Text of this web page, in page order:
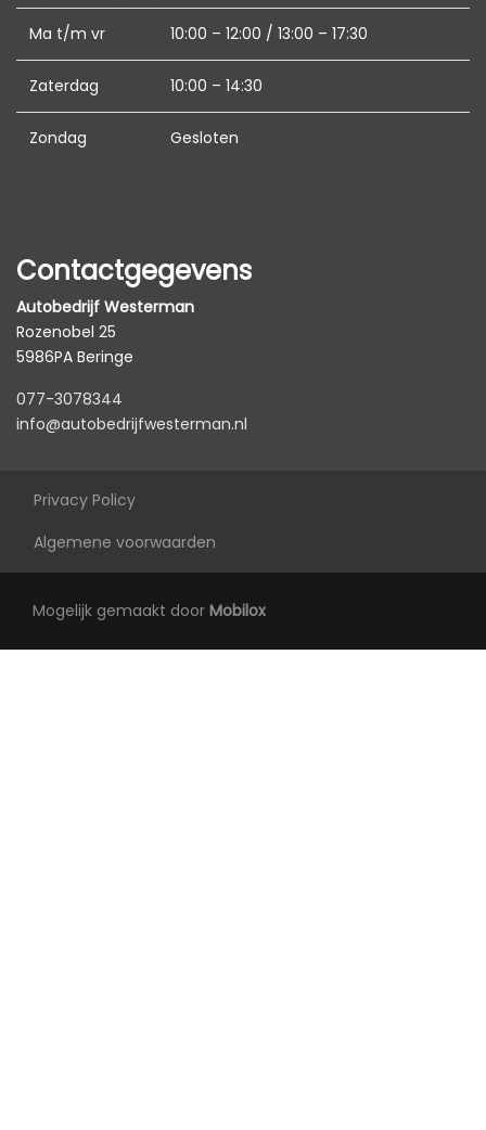
Ma t/m vr 10:00 – 12:00 / 13:00 – 17:30
Zaterdag 10:00 – 14:30
Zondag Gesloten
Contactgegevens
Autobedrijf Westerman
Rozenobel 25
5986PA Beringe
077-3078344
info@autobedrijfwesterman.nl
Privacy Policy
Algemene voorwaarden
Mogelijk gemaakt door Mobilox